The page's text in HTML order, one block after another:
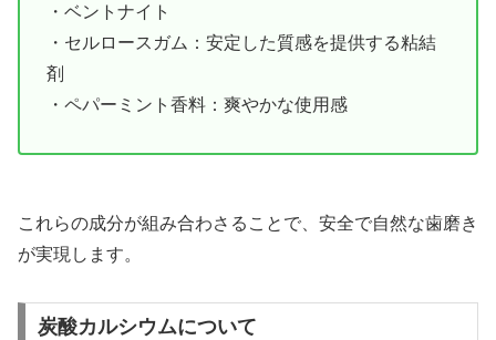
・ベントナイト
・セルロースガム：安定した質感を提供する粘結
剤
・ペパーミント香料：爽やかな使用感
これらの成分が組み合わさることで、安全で自然な歯磨き
が実現します。
炭酸カルシウムについて